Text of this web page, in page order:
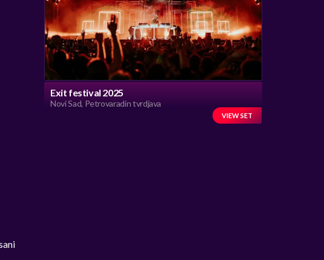
Exit festival 2025
Novi Sad, Petrovaradin tvrdjava
VIEW SET